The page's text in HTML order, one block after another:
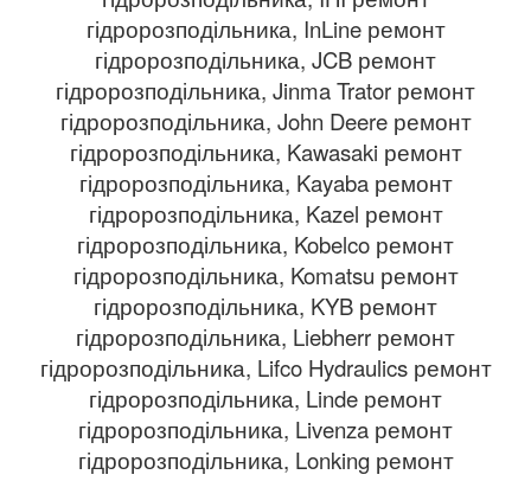
гідророзподільника, InLine ремонт
гідророзподільника, JCB ремонт
гідророзподільника, Jinma Trator ремонт
гідророзподільника, John Deere ремонт
гідророзподільника, Kawasaki ремонт
гідророзподільника, Kayaba ремонт
гідророзподільника, Kazel ремонт
гідророзподільника, Kobelco ремонт
гідророзподільника, Komatsu ремонт
гідророзподільника, KYB ремонт
гідророзподільника, Liebherr ремонт
гідророзподільника, Lifco Hydraulics ремонт
гідророзподільника, Linde ремонт
гідророзподільника, Livenza ремонт
гідророзподільника, Lonking ремонт